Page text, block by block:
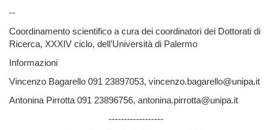
--
Coordinamento scientifico a cura dei coordinatori dei Dottorati di
Ricerca, XXXIV ciclo, dell’Università di Palermo
Informazioni
Vincenzo Bagarello 091 23897053, vincenzo.bagarello@unipa.it
Antonina Pirrotta 091 23896756, antonina.pirrotta@unipa.it
------------------